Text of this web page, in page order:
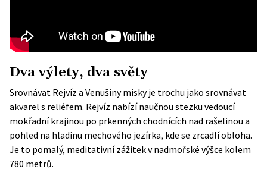
Dva výlety, dva světy
Srovnávat Rejvíz a Venušiny misky je trochu jako srovnávat
akvarel s reliéfem. Rejvíz nabízí naučnou stezku vedoucí
mokřadní krajinou po prkenných chodnících nad rašelinou a
pohled na hladinu mechového jezírka, kde se zrcadlí obloha.
Je to pomalý, meditativní zážitek v nadmořské výšce kolem
780 metrů.